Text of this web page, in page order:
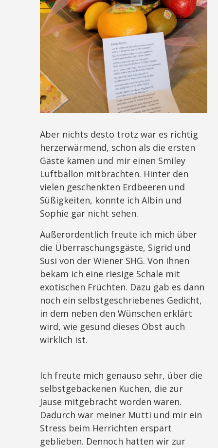
Aber nichts desto trotz war es richtig
herzerwärmend, schon als die ersten
Gäste kamen und mir einen Smiley
Luftballon mitbrachten. Hinter den
vielen geschenkten Erdbeeren und
Süßigkeiten, konnte ich Albin und
Sophie gar nicht sehen.
Außerordentlich freute ich mich über
die Überraschungsgäste, Sigrid und
Susi von der Wiener SHG. Von ihnen
bekam ich eine riesige Schale mit
exotischen Früchten. Dazu gab es dann
noch ein selbstgeschriebenes Gedicht,
in dem neben den Wünschen erklärt
wird, wie gesund dieses Obst auch
wirklich ist.
Ich freute mich genauso sehr, über die
selbstgebackenen Kuchen, die zur
Jause mitgebracht worden waren.
Dadurch war meiner Mutti und mir ein
Stress beim Herrichten erspart
geblieben. Dennoch hatten wir zur